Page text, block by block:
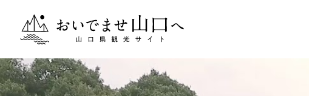
おいでませ山口へー山口県観光サイト